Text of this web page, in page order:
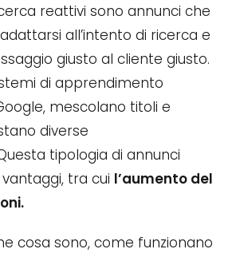
reattivi sono annunci che
all’intento di ricerca e
giusto al cliente giusto.
di apprendimento
mescolano titoli e
diverse
tipologia di annunci
tra cui l’aumento del
cosa sono, come funzionano